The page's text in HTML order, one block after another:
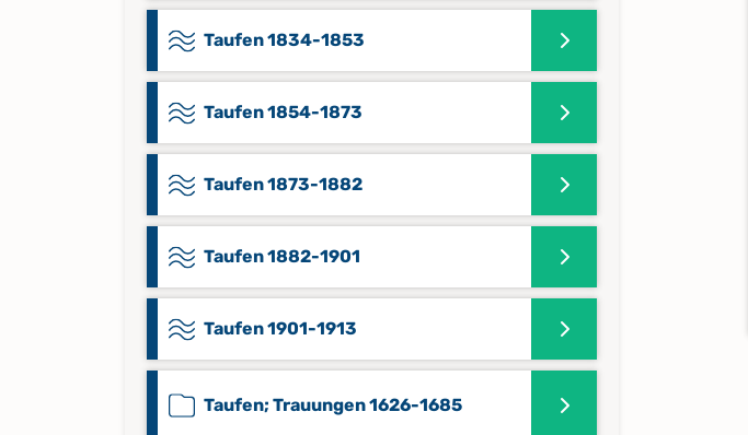
Taufen 1834-1853
Taufen 1854-1873
Taufen 1873-1882
Taufen 1882-1901
Taufen 1901-1913
Taufen; Trauungen 1626-1685